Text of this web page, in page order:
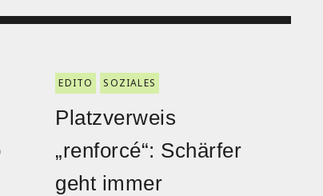
EDITO SOZIALES
Platzverweis
„renforcé“: Schärfer
geht immer